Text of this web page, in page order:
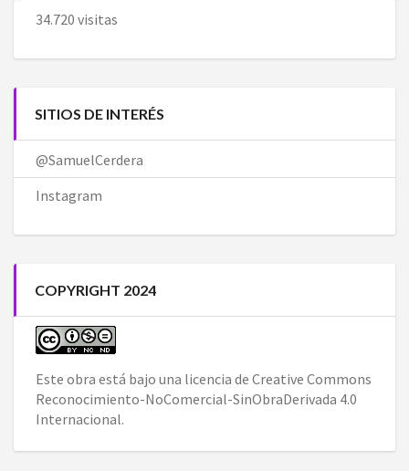
34.720 visitas
SITIOS DE INTERÉS
@SamuelCerdera
Instagram
COPYRIGHT 2024
Este obra está bajo una licencia de Creative Commons
Reconocimiento-NoComercial-SinObraDerivada 4.0
Internacional.